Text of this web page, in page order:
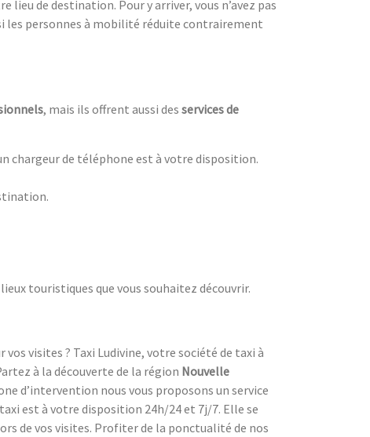
lieu de destination. Pour y arriver, vous n’avez pas
les personnes à mobilité réduite contrairement
, mais ils offrent aussi des services de
chargeur de téléphone est à votre disposition.
touristiques que vous souhaitez découvrir.
visites ? Taxi Ludivine, votre société de taxi à
à la découverte de la région Nouvelle
d’intervention nous vous proposons un service
est à votre disposition 24h/24 et 7j/7. Elle se
de vos visites. Profiter de la ponctualité de nos